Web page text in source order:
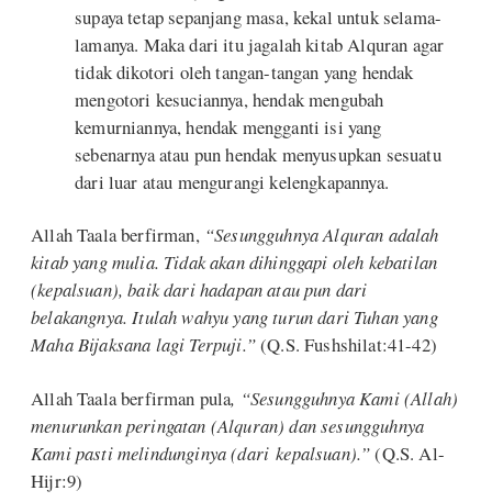
supaya tetap sepanjang masa, kekal untuk selama-
lamanya. Maka dari itu jagalah kitab Alquran agar
tidak dikotori oleh tangan-tangan yang hendak
mengotori kesuciannya, hendak mengubah
kemurniannya, hendak mengganti isi yang
sebenarnya atau pun hendak menyusupkan sesuatu
dari luar atau mengurangi kelengkapannya.
Allah Taala berfirman, “Sesungguhnya Alquran adalah
kitab yang mulia. Tidak akan dihinggapi oleh kebatilan
(kepalsuan), baik dari hadapan atau pun dari
belakangnya. Itulah wahyu yang turun dari Tuhan yang
Maha Bijaksana lagi Terpuji.”(Q.S. Fushshilat:41-42)
Allah Taala berfirman pula, “Sesungguhnya Kami (Allah)
menurunkan peringatan (Alquran) dan sesungguhnya
Kami pasti melindunginya (darikepalsuan).”(Q.S. Al-
Hijr:9)